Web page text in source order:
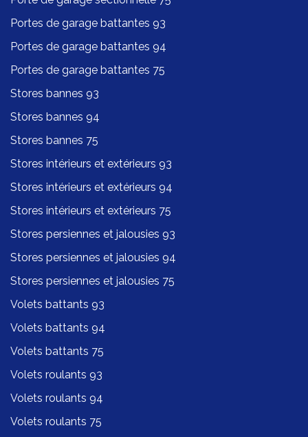
Portes de garage battantes 93
Portes de garage battantes 94
Portes de garage battantes 75
Stores bannes 93
Stores bannes 94
Stores bannes 75
Stores intérieurs et extérieurs 93
Stores intérieurs et extérieurs 94
Stores intérieurs et extérieurs 75
Stores persiennes et jalousies 93
Stores persiennes et jalousies 94
Stores persiennes et jalousies 75
Volets battants 93
Volets battants 94
Volets battants 75
Volets roulants 93
Volets roulants 94
Volets roulants 75